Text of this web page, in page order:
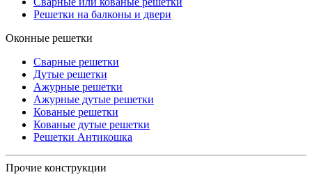
Решетки на балконы и двери
Оконные решетки
Сварные решетки
Дутые решетки
Ажурные решетки
Ажурные дутые решетки
Кованые решетки
Кованые дутые решетки
Решетки Антикошка
Прочие конструкции